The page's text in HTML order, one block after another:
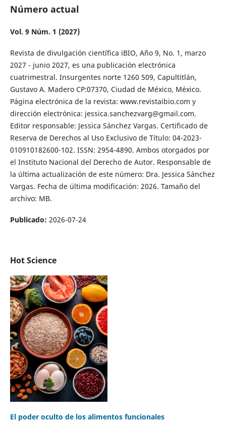
Número actual
Vol. 9 Núm. 1 (2027)
Revista de divulgación científica iBIO, Año 9, No. 1, marzo
2027 - junio 2027, es una publicación electrónica
cuatrimestral. Insurgentes norte 1260 509, Capultitlán,
Gustavo A. Madero CP:07370, Ciudad de México, México.
Página electrónica de la revista: www.revistaibio.com y
dirección electrónica: jessica.sanchezvarg@gmail.com.
Editor responsable: Jessica Sánchez Vargas. Certificado de
Reserva de Derechos al Uso Exclusivo de Título: 04-2023-
010910182600-102. ISSN: 2954-4890. Ambos otorgados por
el Instituto Nacional del Derecho de Autor. Responsable de
la última actualización de este número: Dra. Jessica Sánchez
Vargas. Fecha de última modificación: 2026. Tamaño del
archivo: MB.
Publicado: 2026-07-24
Hot Science
El poder oculto de los alimentos funcionales